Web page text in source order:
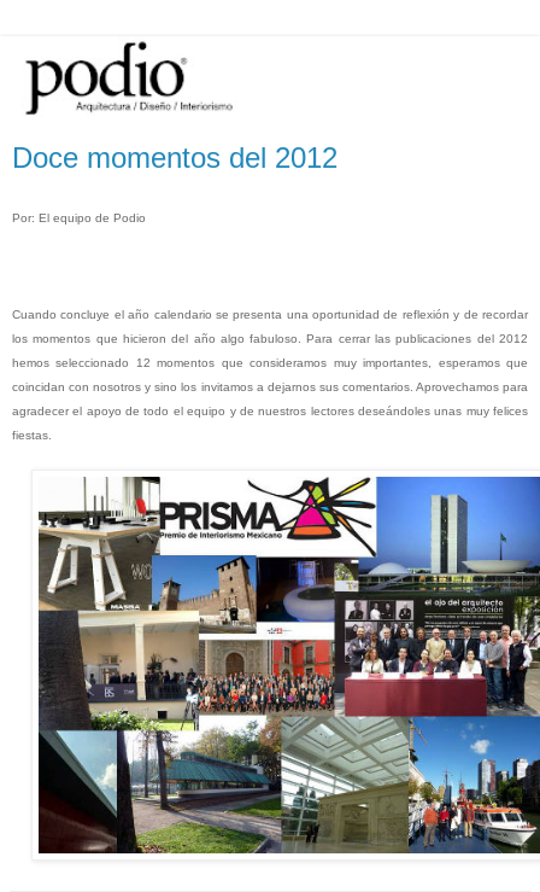
Doce momentos del 2012
Por: El equipo de Podio
Cuando concluye el año calendario se presenta una oportunidad de reflexión y de recordar
los momentos que hicieron del año algo fabuloso. Para cerrar las publicaciones del 2012
hemos seleccionado 12 momentos que consideramos muy importantes, esperamos que
coincidan con nosotros y sino los invitamos a dejarnos sus comentarios. Aprovechamos para
agradecer el apoyo de todo el equipo y de nuestros lectores deseándoles unas muy felices
fiestas.